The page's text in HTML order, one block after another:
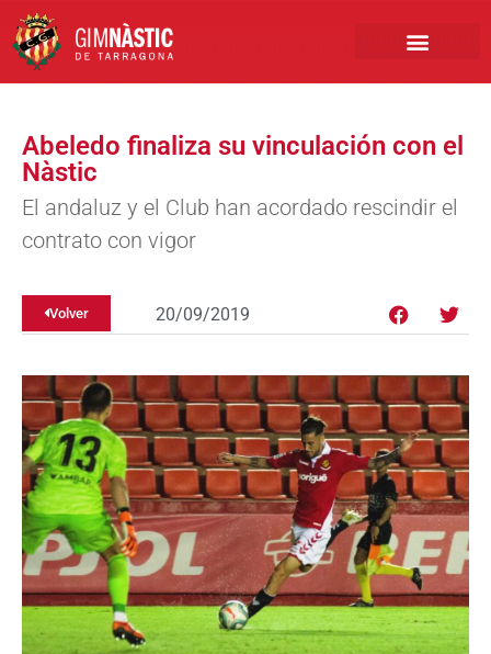
Abeledo finaliza su vinculación con el
Nàstic
El andaluz y el Club han acordado rescindir el
contrato con vigor
Volver 20/09/2019